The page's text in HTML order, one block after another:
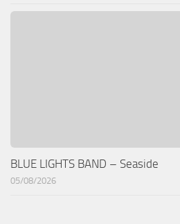
BLUE LIGHTS BAND – Seaside
05/08/2026